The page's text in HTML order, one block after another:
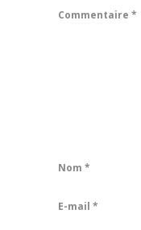
Commentaire *
Nom *
E-mail *